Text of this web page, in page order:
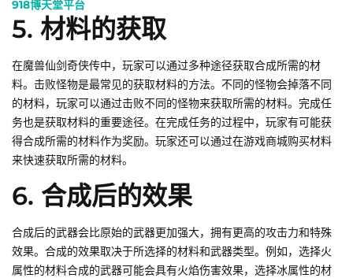
918博天堂平台
5. 材料的获取
在魔兽仙剑奇侠传中，玩家可以通过多种途径获取合成所需的材
料。击败怪物是最常见的获取材料的方法。不同的怪物会掉落不同
的材料，玩家可以通过击败不同的怪物来获取所需的材料。完成任
务也是获取材料的重要途径。在完成任务的过程中，玩家有可能获
得合成所需的材料作为奖励。玩家还可以通过在游戏商城购买材料
来快速获取所需的材料。
6. 合成后的效果
合成后的武器会比原始的武器更加强大，拥有更高的攻击力和特殊
效果。合成的效果取决于所选择的材料和武器类型。例如，选择火
属性的材料合成的武器可能会具有火焰伤害效果，选择冰属性的材